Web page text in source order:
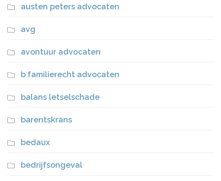
austen peters advocaten
avg
avontuur advocaten
b familierecht advocaten
balans letselschade
barentskrans
bedaux
bedrijfsongeval